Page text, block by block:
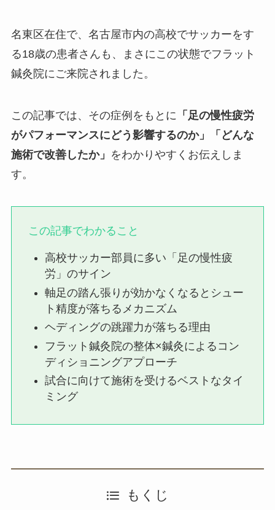
名東区在住で、名古屋市内の高校でサッカーをす
る18歳の患者さんも、まさにこの状態でフラット
鍼灸院にご来院されました。
この記事では、その症例をもとに 「足の慢性疲労
がパフォーマンスにどう影響するのか」「どんな
施術で改善したか」 をわかりやすくお伝えしま
す。
この記事でわかること
高校サッカー部員に多い「足の慢性疲
労」のサイン
軸足の踏ん張りが効かなくなるとシュー
ト精度が落ちるメカニズム
ヘディングの跳躍力が落ちる理由
フラット鍼灸院の整体×鍼灸によるコン
ディショニングアプローチ
試合に向けて施術を受けるベストなタイ
ミング
もくじ